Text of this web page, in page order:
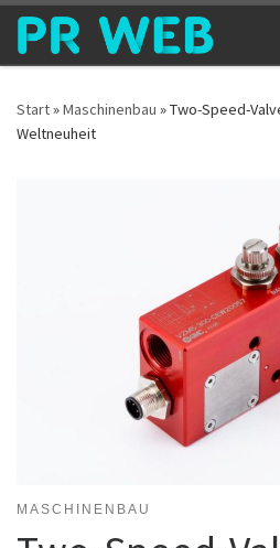
Zum Inhalt springen
Start»Maschinenbau »Two-Speed-
Weltneuheit
MASCHINENBAU